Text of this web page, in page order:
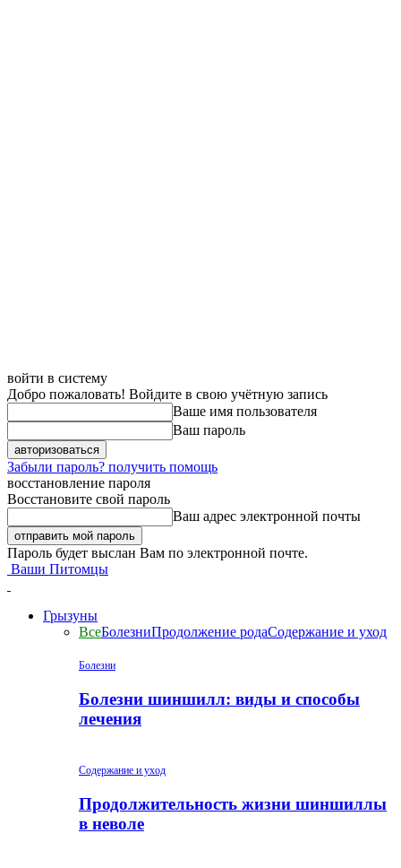
войти в систему
Добро пожаловать! Войдите в свою учётную запись
Ваше имя пользователя
Ваш пароль
Забыли пароль? получить помощь
восстановление пароля
Восстановите свой пароль
Ваш адрес электронной почты
Пароль будет выслан Вам по электронной почте.
Ваши Питомцы
Грызуны
ВсеБолезниПродолжение родаСодержание и уход
Болезни
Болезни шиншилл: виды и способы
лечения
Содержание и уход
Продолжительность жизни шиншиллы
в неволе